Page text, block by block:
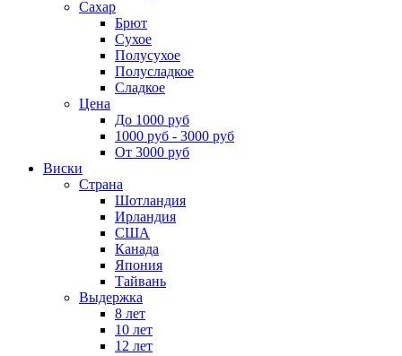
Сахар
Брют
Сухое
Полусухое
Полусладкое
Сладкое
Цена
До 1000 руб
1000 руб - 3000 руб
От 3000 руб
Виски
Страна
Шотландия
Ирландия
США
Канада
Япония
Тайвань
Выдержка
8 лет
10 лет
12 лет